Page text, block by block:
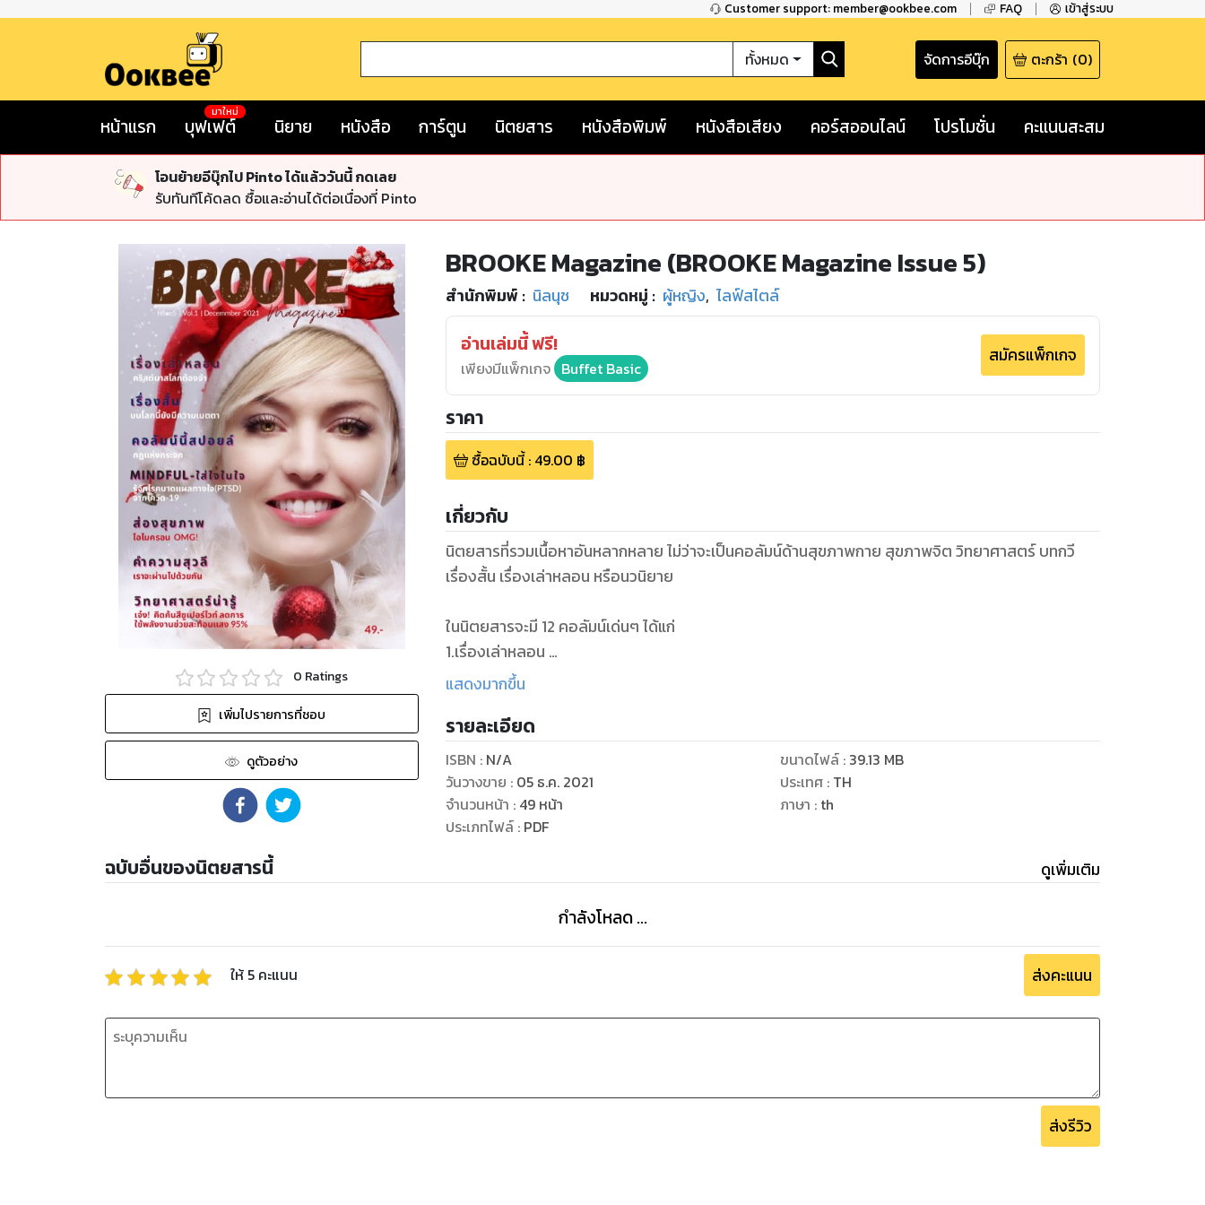
Customer support: member@ookbee.com FAQ เข้าสู่ระบบ
ทั้งหมด จัดการอีบุ๊ก ตะกร้า (0)
หน้าแรก บุฟเฟต์
มาใหม่
นิยาย หนังสือ การ์ตูน นิตยสาร หนังสือพิมพ์ หนังสือเสียง คอร์สออนไลน์ โปรโมชั่น คะแนนสะสม
โอนย้ายอีบุ๊กไป Pinto ได้แล้ววันนี้ กดเลย
รับทันทีโค้ดลด ซื้อและอ่านได้ต่อเนื่องที่ Pinto
0 Ratings
เพิ่มไปรายการที่ชอบ
ดูตัวอย่าง
BROOKE Magazine (BROOKE Magazine Issue 5)
สำนักพิมพ์ : นิลนุช หมวดหมู่ : ผู้หญิง, ไลฟ์สไตล์
อ่านเล่มนี้ ฟรี!
เพียงมีแพ็กเกจ Buffet Basic
สมัครแพ็กเกจ
ราคา
ซื้อฉบับนี้: 49.00 ฿
เกี่ยวกับ
นิตยสารที่รวมเนื้อหาอันหลากหลาย ไม่ว่าจะเป็นคอลัมน์ด้านสุขภาพกาย สุขภาพจิต วิทยาศาสตร์ บทกวี
เรื่องสั้น เรื่องเล่าหลอน หรือนวนิยาย
ในนิตยสารจะมี 12 คอลัมน์เด่นๆ ได้แก่
1.เรื่องเล่าหลอน
2.เรื่องสั้น
4.ใส่ใจในใจ
5.ส่องสุขภาพ
6.นวนิยายเรื่องยาว
7.Fit&Firm Corner
8.สาระน่ารู้
10.คำความสุวลี
11.วิทยาศาสตร์น่ารู้ :
แสดงมากขึ้น
รายละเอียด
ISBN : N/A
วันวางขาย : 05 ธ.ค. 2021
จำนวนหน้า : 49 หน้า
ประเภทไฟล์: PDF
ขนาดไฟล์: 39.13 MB
ประเทศ : TH
ภาษา : th
ฉบับอื่นของนิตยสารนี้ ดูเพิ่มเติม
กำลังโหลด ...
ให้ 5 คะแนน ส่งคะแนน
ส่งรีวิว